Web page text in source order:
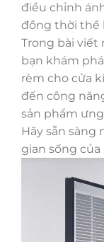
điều chỉnh
đồng thời thể
Trong bài viết
bạn khám
rèm cho cửa
đến công
sản phẩm
Hãy sẵn sàng
gian sống của